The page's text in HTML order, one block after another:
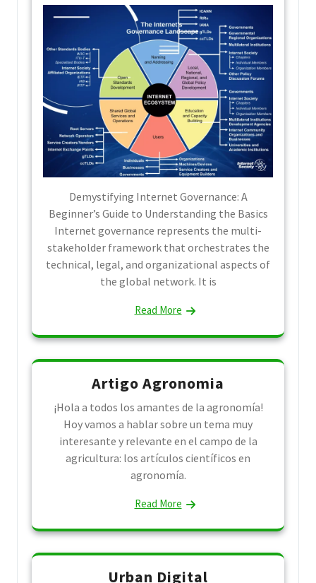
Demystifying Internet Governance: A
Beginner’s Guide to Understanding the Basics
Internet governance represents the multi-
stakeholder framework that orchestrates the
technical, legal, and organizational aspects of
the global network. It is
Read More
Artigo Agronomia
¡Hola a todos los amantes de la agronomía!
Hoy vamos a hablar sobre un tema muy
interesante y relevante en el campo de la
agricultura: los artículos científicos en
agronomía.
Read More
Urban Digital